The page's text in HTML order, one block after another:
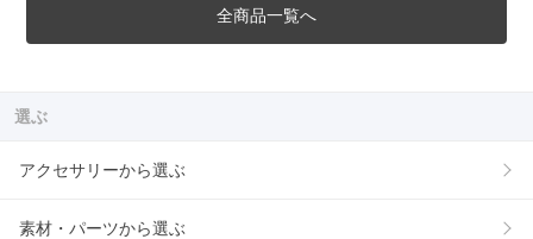
全商品一覧へ
選ぶ
アクセサリーから選ぶ
素材・パーツから選ぶ